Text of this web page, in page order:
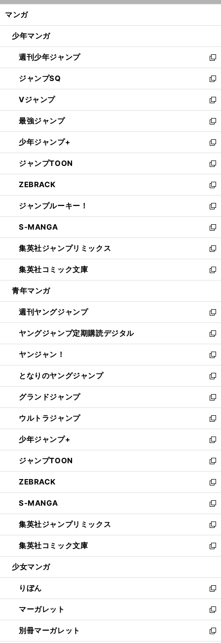
ン
ウ
開
く
マンガ
少年マンガ
週刊少年ジャンプ
新
し
い
ウ
ィ
ン
ド
ウ
で
開
く
ジャンプSQ
新
し
い
ウ
ィ
ン
ド
ウ
で
開
く
Vジャンプ
新
し
い
ウ
ィ
ン
ド
ウ
で
開
く
最強ジャンプ
新
し
い
ウ
ィ
ン
ド
ウ
で
開
く
少年ジャンプ+
新
し
い
ウ
ィ
ン
ド
ウ
で
開
く
ジャンプTOON
新
し
い
ウ
ィ
ン
ド
ウ
で
開
く
ZEBRACK
新
し
い
ウ
ィ
ン
ド
ウ
で
開
ジャンプルーキー！
新
し
い
ウ
ィ
ン
ド
ウ
開
く
S-MANGA
新
し
い
ウ
ィ
ン
ウ
で
開
く
集英社ジャンプリミックス
新
し
い
ウ
ン
ド
ウ
で
開
く
集英社コミック文庫
新
し
ウ
ィ
ン
ド
ウ
で
開
く
青年マンガ
週刊ヤングジャンプ
新
し
い
ウ
ィ
ン
ド
ウ
で
開
く
ヤングジャンプ定期購読デジタル
新
し
い
ウ
ィ
ン
ド
ウ
で
開
く
ヤンジャン！
新
し
い
ウ
ィ
ン
ド
ウ
で
開
く
となりのヤングジャンプ
新
し
い
ウ
ィ
ン
ド
ウ
で
開
く
グランドジャンプ
新
し
い
ウ
ィ
ン
ド
ウ
で
開
く
ウルトラジャンプ
新
し
い
ウ
ィ
ン
ド
ウ
で
開
く
少年ジャンプ+
新
し
い
ウ
ィ
ン
ド
ウ
で
開
く
ジャンプTOON
新
し
い
ウ
ィ
ン
ド
ウ
で
開
ZEBRACK
新
し
い
ウ
ィ
ン
ド
ウ
開
く
S-MANGA
新
し
い
ウ
ィ
ン
ウ
で
開
く
集英社ジャンプリミックス
新
し
い
ウ
ン
ド
ウ
で
開
く
集英社コミック文庫
新
し
ウ
ィ
ン
ド
ウ
で
開
少女マンガ
りぼん
新
し
い
ウ
ィ
マーガレット
新
し
い
別冊マーガレット
新